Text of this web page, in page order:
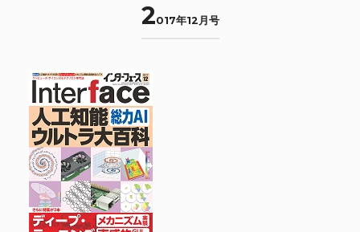
2017年12月号